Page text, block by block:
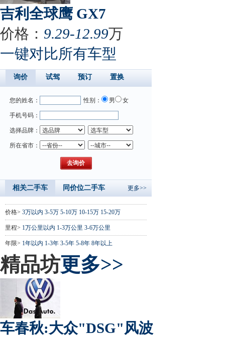
吉利全球鹰 GX7
价格： 9.29-12.99万
一键对比所有车型
询价 试驾 预订 置换
您的姓名： 性别： 男 女
手机号码：
选择品牌：
所在省市：
相关二手车 同价位二手车 更多>>
价格> 3万以内 3-5万 5-10万 10-15万 15-20万
里程> 1万公里以内 1-3万公里 3-6万公里
年限> 1年以内 1-3年 3-5年 5-8年 8年以上
精品坊更多>>
车春秋:大众"DSG"风波